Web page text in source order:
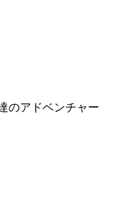
アドベンチャー